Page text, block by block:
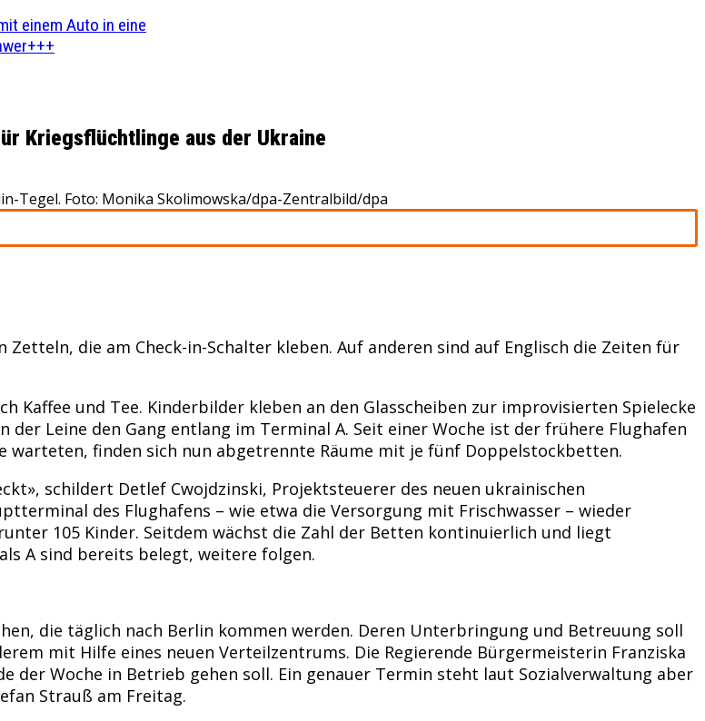
einem Auto in eine
Kriegsflüchtlinge aus der Ukraine
Tegel. Foto: Monika Skolimowska/dpa-Zentralbild/dpa
die am Check-in-Schalter kleben. Auf anderen sind auf Englisch die Zeiten für
Kaffee und Tee. Kinderbilder kleben an den Glasscheiben zur improvisierten Spielecke
Leine den Gang entlang im Terminal A. Seit einer Woche ist der frühere Flughafen
warteten, finden sich nun abgetrennte Räume mit je fünf Doppelstockbetten.
schildert Detlef Cwojdzinski, Projektsteuerer des neuen ukrainischen
des Flughafens – wie etwa die Versorgung mit Frischwasser – wieder
105 Kinder. Seitdem wächst die Zahl der Betten kontinuierlich und liegt
A sind bereits belegt, weitere folgen.
die täglich nach Berlin kommen werden. Deren Unterbringung und Betreuung soll
mit Hilfe eines neuen Verteilzentrums. Die Regierende Bürgermeisterin Franziska
der Woche in Betrieb gehen soll. Ein genauer Termin steht laut Sozialverwaltung aber
Strauß am Freitag.